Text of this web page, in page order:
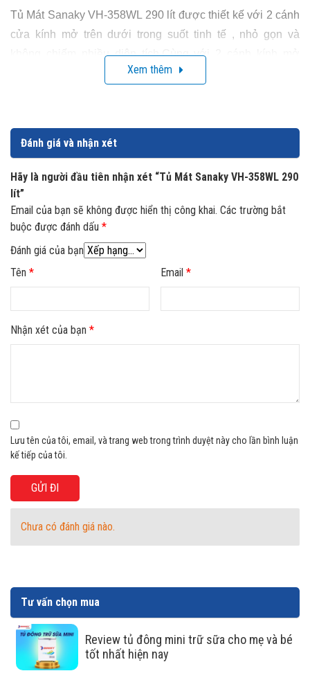
Tủ Mát Sanaky VH-358WL 290 lít được thiết kế với 2 cánh
cửa kính mở trên dưới trong suốt tinh tế , nhỏ gọn và
không chiếm nhiều diện tích.Cùng với 2 cánh kính mở
riêng biệt thì người sử dụng sẽ hạn chế được hơi lạnh thất
hóa, cửa hàng tiện lợi và quán nước gia đình.
nhanh tốc độ làm lạnh. Ngoài ra đây dàn lạnh bằng nhôm
còn tiết kiệm chi phí cho người sử dụng khi có giá thành
phải chăng.
Cửa kính với công nghệ Low-E
Xem thêm
Đánh giá và nhận xét
Hãy là người đầu tiên nhận xét “Tủ Mát Sanaky VH-358WL 290
lít”
Email của bạn sẽ không được hiển thị công khai. Các trường bắt
buộc được đánh dấu *
Đánh giá của bạn
Nhận xét của bạn *
Tên * Email*
Lưu tên của tôi, email, và trang web trong trình duyệt này cho lần bình luận
kế tiếp của tôi.
Chưa có đánh giá nào.
Tư vấn chọn mua
Review tủ đông mini trữ sữa cho mẹ và bé
tốt nhất hiện nay